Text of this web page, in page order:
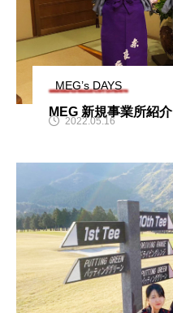
MEG’s DAYS
MEG 新規事業所紹介
2022.05.16